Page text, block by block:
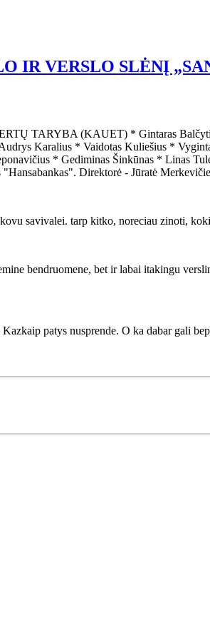
IR VERSLO SLĖNĮ
TARYBA (KAUET) * Gintaras
Karalius * Vaidotas Kuliešius *
* Gediminas Šinkūnas * Linas
Direktorė - Jūratė
savivalei. tarp kitko, noreciau zinoti,
bendruomene, bet ir labai itakingu
patys nusprende. O ka dabar gali